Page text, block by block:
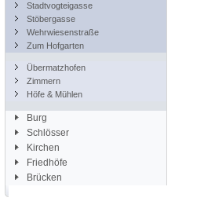
Stadtvogteigasse
Stöbergasse
Wehrwiesenstraße
Zum Hofgarten
Übermatzhofen
Zimmern
Höfe & Mühlen
Burg
Schlösser
Kirchen
Friedhöfe
Brücken